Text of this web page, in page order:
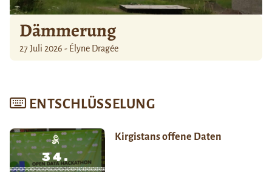
Dämmerung
27 Juli 2026 - Élyne Dragée
ENTSCHLÜSSELUNG
Kirgistans offene Daten